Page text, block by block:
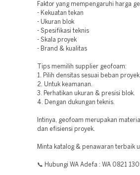
Faktor yang mempengaruhi harga
- Kekuatan tekan
- Ukuran blok
- Spesifikasi teknis
- Skala proyek
- Brand & kualitas
Tips memilih supplier geofoam:
1. Pilih densitas sesuai beban proyek.
2. Untuk keamanan.
3. Perhatikan ukuran & presisi blok.
4. Dengan dukungan teknis.
Intinya, geofoam merupakan
dan efisiensi proyek.
Minta katalog & penawaran terbaik
📞 Hubungi WA Adefa : WA 0821